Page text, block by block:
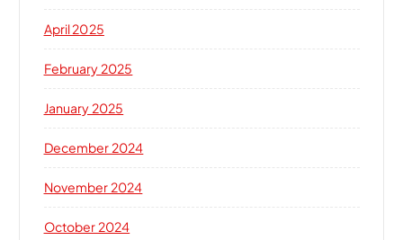
April 2025
February 2025
January 2025
December 2024
November 2024
October 2024